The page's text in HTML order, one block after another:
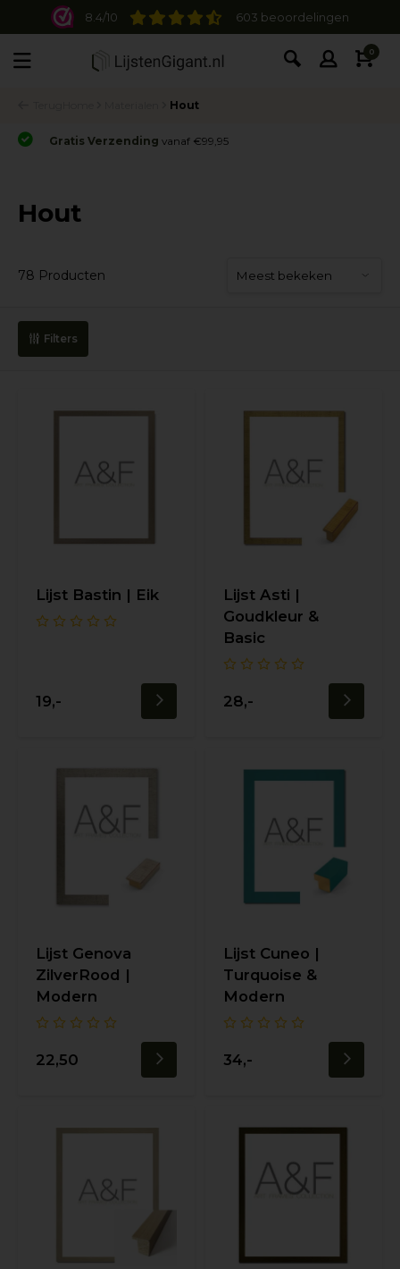
8.4/10 603 beoordelingen
0
Hout
Gratis Verzending vanaf €99,95
Hout
78 Producten
Filters
Lijst Bastin | Eik
19,-
Lijst Asti |
Goudkleur &
Basic
28,-
Lijst Genova
ZilverRood |
Modern
22,50
Lijst Cuneo |
Turquoise &
Modern
34,-